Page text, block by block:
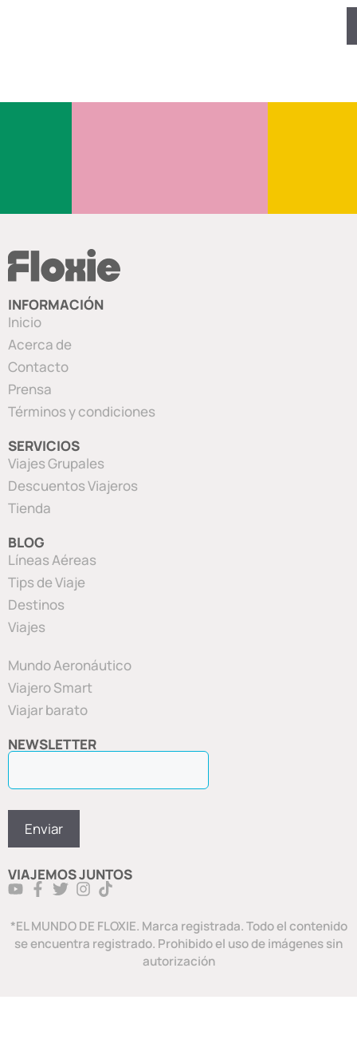
INFORMACIÓN
Inicio
Acerca de
Contacto
Prensa
Términos y condiciones
SERVICIOS
Viajes Grupales
Descuentos Viajeros
Tienda
BLOG
Líneas Aéreas
Tips de Viaje
Destinos
Viajes
Mundo Aeronáutico
Viajero Smart
Viajar barato
NEWSLETTER
VIAJEMOS JUNTOS
*EL MUNDO DE FLOXIE. Marca registrada. Todo el contenido
se encuentra registrado. Prohibido el uso de imágenes sin
autorización